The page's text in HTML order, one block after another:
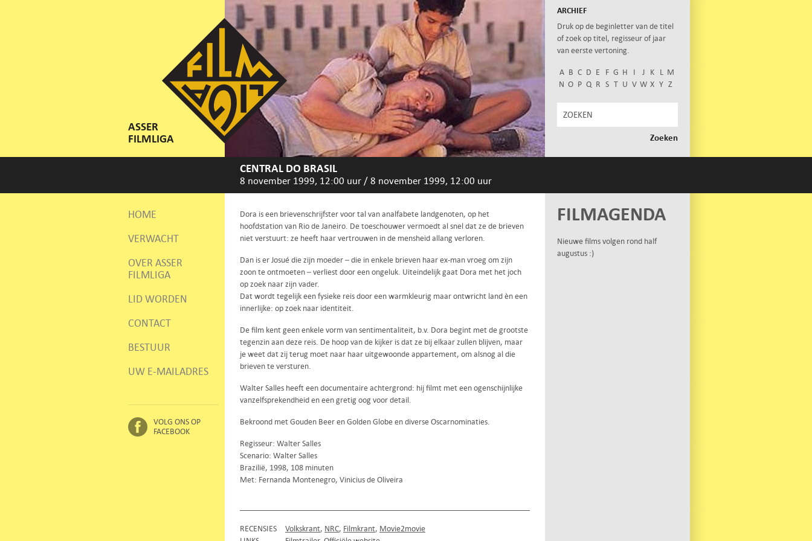
ASSER
FILMLIGA
ARCHIEF
Druk op de beginletter van de titel
of zoek op titel, regisseur of jaar
van eerste vertoning.
A B C D E F G H I J K L M
N O P Q R S T U V W X Y Z
CENTRAL DO BRASIL
8 november 1999, 12:00 uur / 8 november 1999, 12:00 uur
HOME
VERWACHT
OVER ASSER
FILMLIGA
LID WORDEN
CONTACT
BESTUUR
UW E-MAILADRES
VOLG ONS OP
FACEBOOK
Dora is een brievenschrijfster voor tal van analfabete landgenoten, op het
hoofdstation van Rio de Janeiro. De toeschouwer vermoedt al snel dat ze de brieven
niet verstuurt: ze heeft haar vertrouwen in de mensheid allang verloren.
Dan is er Josué die zijn moeder – die in enkele brieven haar ex-man vroeg om zijn
zoon te ontmoeten – verliest door een ongeluk. Uiteindelijk gaat Dora met het joch
op zoek naar zijn vader.
Dat wordt tegelijk een fysieke reis door een warmkleurig maar ontwricht land èn een
innerlijke: op zoek naar identiteit.
De film kent geen enkele vorm van sentimentaliteit, b.v. Dora begint met de grootste
tegenzin aan deze reis. De hoop van de kijker is dat ze bij elkaar zullen blijven, maar
je weet dat zij terug moet naar haar uitgewoonde appartement, om alsnog al die
brieven te versturen.
Walter Salles heeft een documentaire achtergrond: hij filmt met een ogenschijnlijke
vanzelfsprekendheid en een gretig oog voor detail.
Bekroond met Gouden Beer en Golden Globe en diverse Oscarnominaties.
Regisseur: Walter Salles
Scenario: Walter Salles
Brazilië, 1998, 108 minuten
Met: Fernanda Montenegro, Vinicius de Oliveira
RECENSIES Volkskrant NRC Filmkrant Movie2movie
FILMAGENDA
Nieuwe films volgen rond half
augustus :)